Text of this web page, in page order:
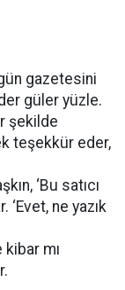
gazetesini
der güler yüzle.
şekilde
teşekkür eder,
‘Bu satıcı
‘Evet, ne yazık
kibar mı